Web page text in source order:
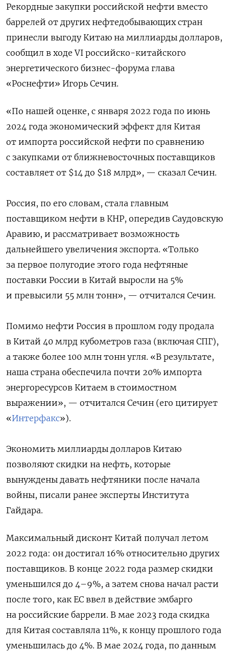
Рекордные закупки российской нефти вместо
баррелей от других нефтедобывающих стран
принесли выгоду Китаю на миллиарды долларов,
сообщил в ходе VI российско-китайского
энергетического бизнес-форума глава
«Роснефти» Игорь Сечин.
«По нашей оценке, с января 2022 года по июнь
2024 года экономический эффект для Китая
от импорта российской нефти по сравнению
с закупками от ближневосточных поставщиков
составляет от $14 до $18 млрд», — сказал Сечин.
Россия, по его словам, стала главным
поставщиком нефти в КНР, опередив Саудовскую
Аравию, и рассматривает возможность
дальнейшего увеличения экспорта. «Только
за первое полугодие этого года нефтяные
поставки России в Китай выросли на 5%
и превысили 55 млн тонн», — отчитался Сечин.
Помимо нефти Россия в прошлом году продала
в Китай 40 млрд кубометров газа (включая СПГ),
а также более 100 млн тонн угля. «В результате,
наша страна обеспечила почти 20% импорта
энергоресурсов Китаем в стоимостном
выражении», — отчитался Сечин (его цитирует
«Интерфакс»).
Экономить миллиарды долларов Китаю
позволяют скидки на нефть, которые
вынуждены давать нефтяники после начала
войны, писали ранее эксперты Института
Гайдара.
Максимальный дисконт Китай получал летом
2022 года: он достигал 16% относительно других
поставщиков. В конце 2022 года размер скидки
уменьшился до 4–9%, а затем снова начал расти
после того, как ЕС ввел в действие эмбарго
на российские баррели. В мае 2023 года скидка
для Китая составляла 11%, к концу прошлого года
уменьшилась до 4%. В мае 2024 года, по данным